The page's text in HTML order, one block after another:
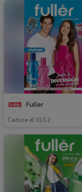
Fuller
Caduca el 31/12